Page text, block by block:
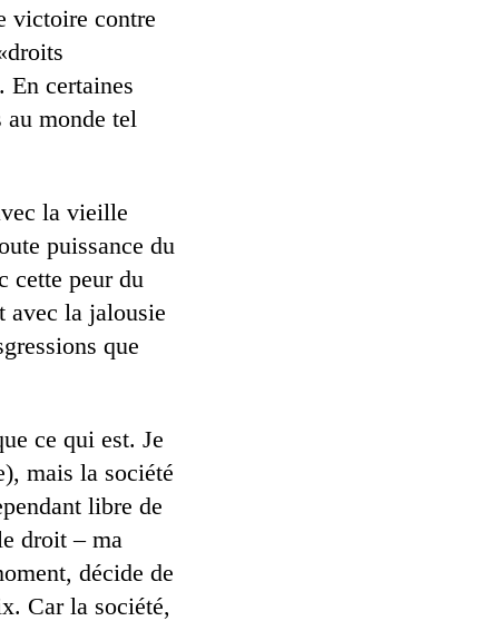
victoire contre
En certaines
au monde tel
la vieille
puissance du
cette peur du
avec la jalousie
que
ce qui est. Je
mais la société
libre de
droit – ma
décide de
Car la société,